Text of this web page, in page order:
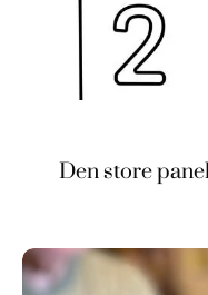
Den store